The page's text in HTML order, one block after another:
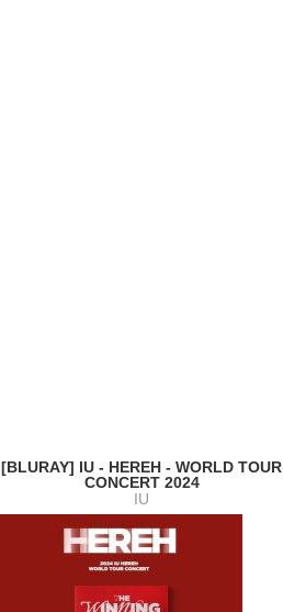
[BLURAY] IU - HEREH - WORLD TOUR
CONCERT 2024
IU